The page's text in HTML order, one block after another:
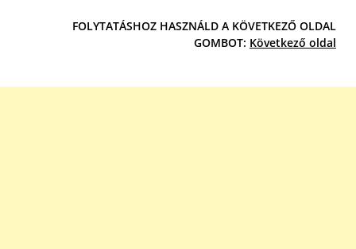
FOLYTATÁSHOZ HASZNÁLD A KÖVETKEZŐ OLDAL
GOMBOT: Következő oldal